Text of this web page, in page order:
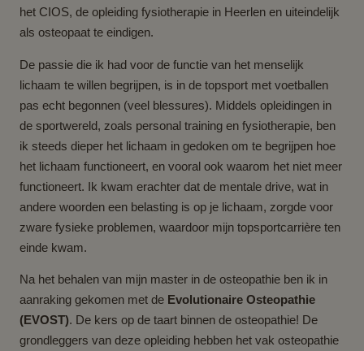
het CIOS, de opleiding fysiotherapie in Heerlen en uiteindelijk
als osteopaat te eindigen.
De passie die ik had voor de functie van het menselijk
lichaam te willen begrijpen, is in de topsport met voetballen
pas echt begonnen (veel blessures). Middels opleidingen in
de sportwereld, zoals personal training en fysiotherapie, ben
ik steeds dieper het lichaam in gedoken om te begrijpen hoe
het lichaam functioneert, en vooral ook waarom het niet meer
functioneert. Ik kwam erachter dat de mentale drive, wat in
andere woorden een belasting is op je lichaam, zorgde voor
zware fysieke problemen, waardoor mijn topsportcarrière ten
einde kwam.
Na het behalen van mijn master in de osteopathie ben ik in
aanraking gekomen met de Evolutionaire Osteopathie
(EVOST). De kers op de taart binnen de osteopathie! De
grondleggers van deze opleiding hebben het vak osteopathie